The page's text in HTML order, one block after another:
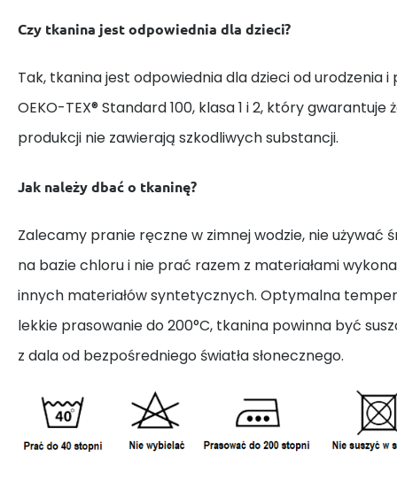
Czy tkanina jest odpowiednia dla dzieci?
Tak, tkanina jest odpowiednia dla dzieci od urodzenia
OEKO-TEX® Standard 100, klasa 1 i 2, który gwarantuje
produkcji nie zawierają szkodliwych substancji.
Jak należy dbać o tkaninę?
Zalecamy pranie ręczne w zimnej wodzie, nie używać
na bazie chloru i nie prać razem z materiałami
innych materiałów syntetycznych. Optymalna
lekkie prasowanie do 200°C, tkanina powinna być
z dala od bezpośredniego światła słonecznego.